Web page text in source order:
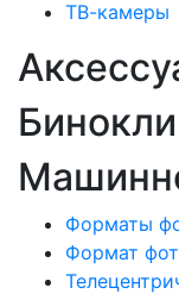
ТВ-камеры
Бинокли
Форматы
Формат